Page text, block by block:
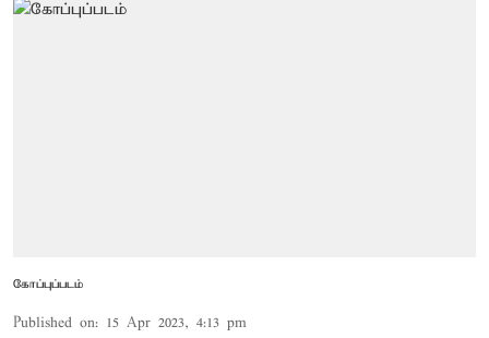
கோப்புப்படம்
Published on: 15 Apr 2023, 4:13 pm